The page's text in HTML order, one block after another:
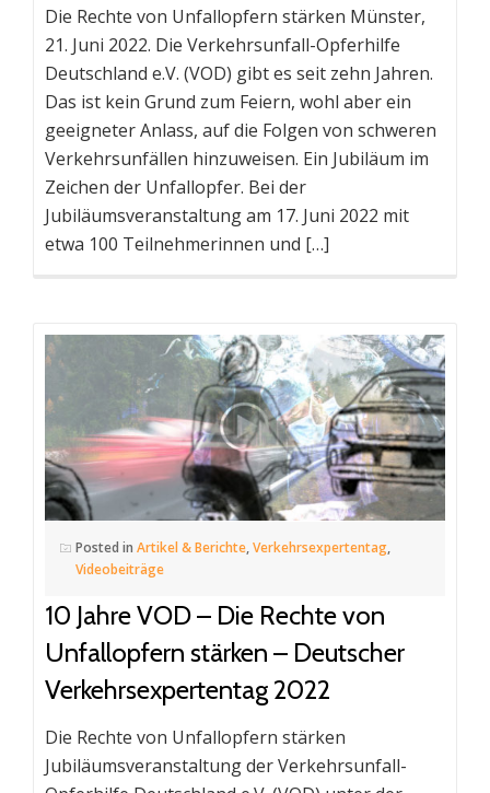
Die Rechte von Unfallopfern stärken Münster,
21. Juni 2022. Die Verkehrsunfall-Opferhilfe
Deutschland e.V. (VOD) gibt es seit zehn Jahren.
Das ist kein Grund zum Feiern, wohl aber ein
geeigneter Anlass, auf die Folgen von schweren
Verkehrsunfällen hinzuweisen. Ein Jubiläum im
Zeichen der Unfallopfer. Bei der
Jubiläumsveranstaltung am 17. Juni 2022 mit
etwa 100 Teilnehmerinnen und […]
Posted in Artikel & Berichte,Verkehrsexpertentag,
Videobeiträge
10 Jahre VOD – Die Rechte von
Unfallopfern stärken – Deutscher
Verkehrsexpertentag 2022
Die Rechte von Unfallopfern stärken
Jubiläumsveranstaltung der Verkehrsunfall-